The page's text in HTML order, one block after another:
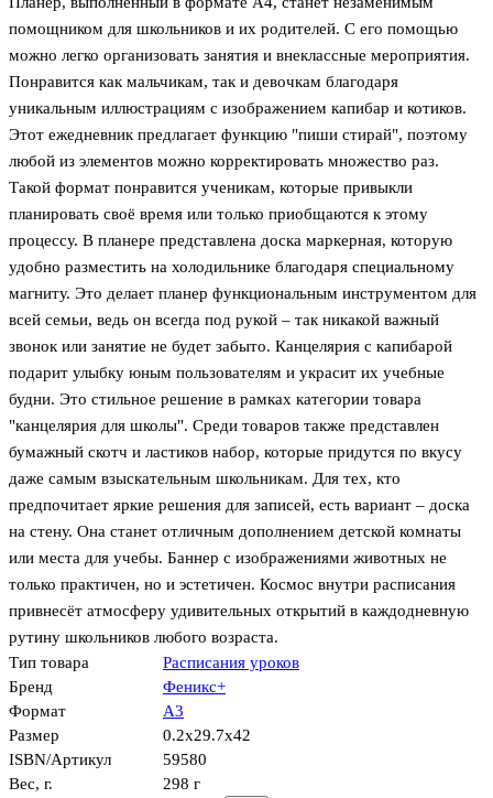
помощником для школьников и их родителей. С его помощью
можно легко организовать занятия и внеклассные мероприятия.
Понравится как мальчикам, так и девочкам благодаря
уникальным иллюстрациям с изображением капибар и котиков.
Этот ежедневник предлагает функцию "пиши стирай", поэтому
любой из элементов можно корректировать множество раз.
Такой формат понравится ученикам, которые привыкли
планировать своё время или только приобщаются к этому
процессу. В планере представлена доска маркерная, которую
удобно разместить на холодильнике благодаря специальному
магниту. Это делает планер функциональным инструментом для
всей семьи, ведь он всегда под рукой – так никакой важный
звонок или занятие не будет забыто. Канцелярия с капибарой
подарит улыбку юным пользователям и украсит их учебные
будни. Это стильное решение в рамках категории товара
"канцелярия для школы". Среди товаров также представлен
бумажный скотч и ластиков набор, которые придутся по вкусу
даже самым взыскательным школьникам. Для тех, кто
предпочитает яркие решения для записей, есть вариант – доска
на стену. Она станет отличным дополнением детской комнаты
или места для учебы. Баннер с изображениями животных не
только практичен, но и эстетичен. Космос внутри расписания
привнесёт атмосферу удивительных открытий в каждодневную
рутину школьников любого возраста.
Тип товара
Расписания уроков
Бренд
Феникс+
Формат
А3
Размер
0.2x29.7x42
ISBN/Артикул
59580
Вес, г.
298 г